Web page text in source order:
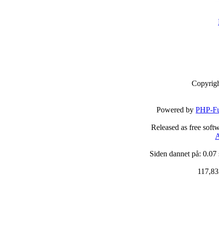
Powered byPHP-
Released as free
Siden dannet på: